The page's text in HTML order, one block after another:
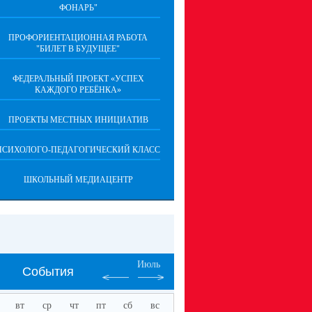
ФОНАРЬ"
ПРОФОРИЕНТАЦИОННАЯ РАБОТА
"БИЛЕТ В БУДУЩЕЕ"
ФЕДЕРАЛЬНЫЙ ПРОЕКТ «УСПЕХ
КАЖДОГО РЕБЁНКА»
ПРОЕКТЫ МЕСТНЫХ ИНИЦИАТИВ
ПЕДАГОГИЧЕСКИЙ КЛАСС
ШКОЛЬНЫЙ МЕДИАЦЕНТР
События
Июль
вт ср чт пт сб вс